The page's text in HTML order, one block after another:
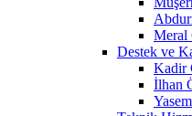
Meral
Destek ve
Kadir
İlhan